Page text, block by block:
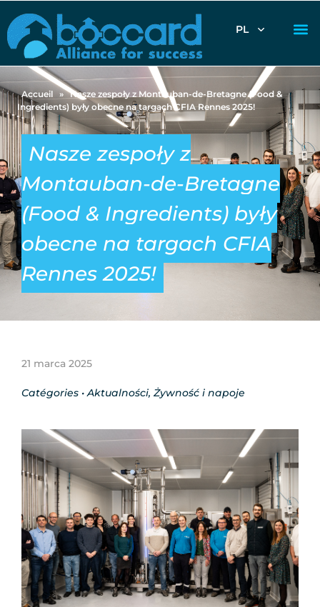
PL
Accueil » Nasze zespoły z Montauban-de-Bretagne (Food &
Ingredients) były obecne na targach CFIA Rennes 2025!
Nasze zespoły z
Montauban-de-Bretagne
(Food & Ingredients) były
obecne na targach CFIA
Rennes 2025!
21 marca 2025
Catégories •Aktualności, Żywność i napoje